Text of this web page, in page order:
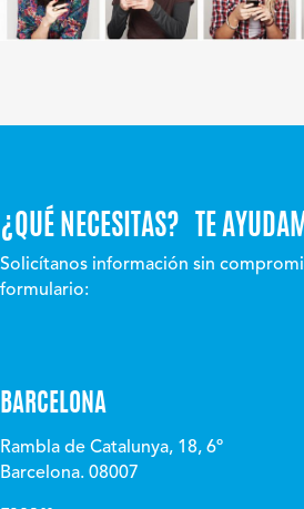
¿QUÉ NECESITAS? TE
Solicítanos información sin
formulario:
BARCELONA
Rambla de Catalunya, 18, 6º
Barcelona. 08007